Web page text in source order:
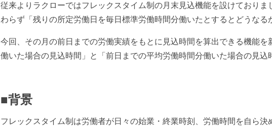
従来よりラクローではフレックスタイム制の月末見込機能を設けており
わらず「残りの所定労働日を毎日標準労働時間分働いたとするとどうなる
今回、その月の前日までの労働実績をもとに見込時間を算出できる機能
働いた場合の見込時間」と「前日までの平均労働時間分働いた場合の見込
■背景
フレックスタイム制は労働者が日々の始業・終業時刻、労働時間を自ら